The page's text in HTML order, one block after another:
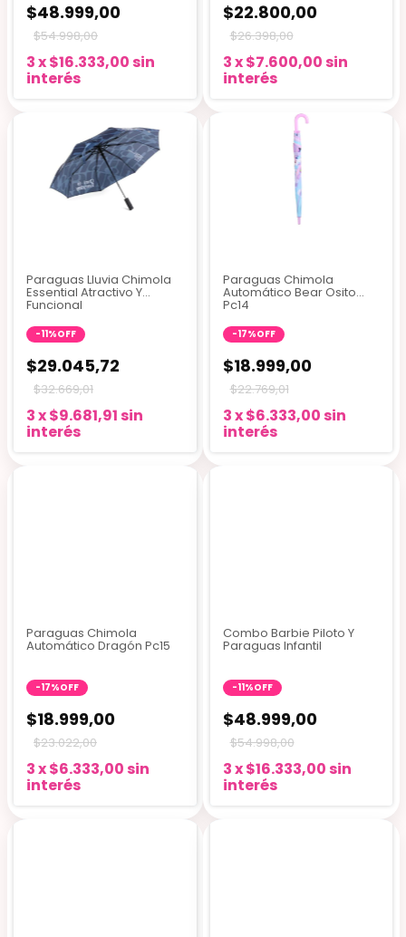
$48.999,00
$54.998,00
3x$16.333,00 sin
interés
$22.800,00
$26.398,00
3x$7.600,00 sin
interés
Paraguas Lluvia Chimola
Essential Atractivo Y
Funcional
-11%OFF
$29.045,72
$32.669,01
3x$9.681,91 sin
interés
Paraguas Chimola
Automático Bear Osito
Pc14
-17%OFF
$18.999,00
$22.769,01
3x$6.333,00 sin
interés
Paraguas Chimola
Automático Dragón Pc15
-17%OFF
$18.999,00
$23.022,00
3x$6.333,00 sin
interés
Combo Barbie Piloto Y
Paraguas Infantil
-11%OFF
$48.999,00
$54.998,00
3x$16.333,00 sin
interés